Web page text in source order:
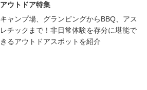
アウトドア特集
キャンプ場、グランピングからBBQ、アス
レチックまで！非日常体験を存分に堪能で
きるアウトドアスポットを紹介